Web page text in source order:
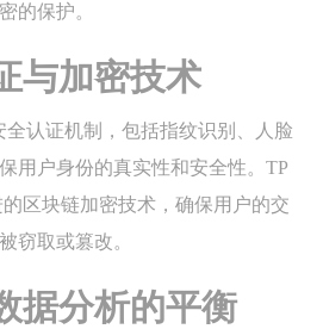
的保护。
与加密技术
全认证机制，包括指纹识别、人脸
用户身份的真实性和安全性。TP
区块链加密技术，确保用户的交
窃取或篡改。
据分析的平衡